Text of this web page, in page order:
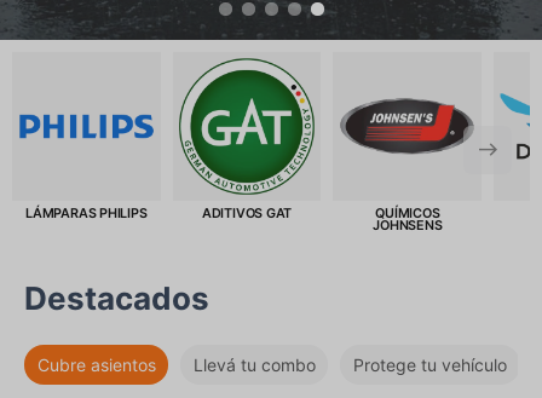
LÁMPARAS PHILIPS ADITIVOS GAT QUÍMICOS
JOHNSENS
Destacados
Cubre asientos Llevá tu combo Protege tu vehículo